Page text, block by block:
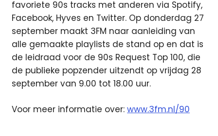
favoriete 90s tracks met anderen via Spotify,
Facebook, Hyves en Twitter. Op donderdag 27
september maakt 3FM naar aanleiding van
alle gemaakte playlists de stand op en dat is
de leidraad voor de 90s Request Top 100, die
de publieke popzender uitzendt op vrijdag 28
september van 9.00 tot 18.00 uur.
Voor meer informatie over: www.3fm.nl/90